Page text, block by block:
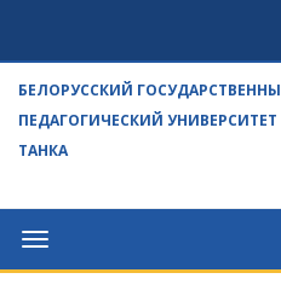
БЕЛОРУССКИЙ
ПЕДАГОГИЧЕСКИЙ
ТАНКА
Университет